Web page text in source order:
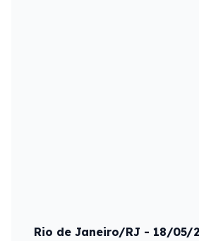
Rio de Janeiro/RJ - 18/05/